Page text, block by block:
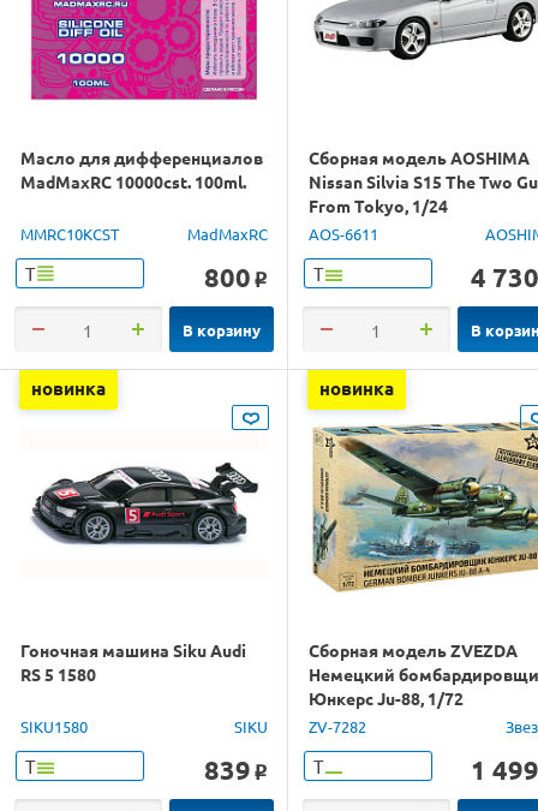
Масло для дифференциалов
MadMaxRC 10000cst. 100ml.
MMRC10KCST MadMaxRC
Т 800 o
В корзину
Сборная модель AOSHIMA
Nissan Silvia S15 The Two
From Tokyo, 1/24
AOS-6611
Т 4 730
В
новинка
Гоночная машина Siku Audi
RS 5 1580
SIKU1580 SIKU
Т 839 o
новинка
Сборная модель ZVEZDA
Немецкий
Юнкерс Ju-88, 1/72
ZV-7282
Т 1 499